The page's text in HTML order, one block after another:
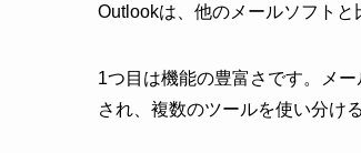
Outlookは、他のメールソフトと
1つ目は機能の豊富さです。メー
され、複数のツールを使い分け